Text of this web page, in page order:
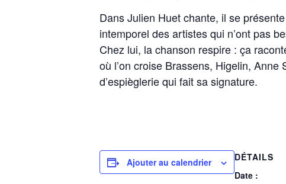
Dans Julien Huet chante, il se
intemporel des artistes qui n’ont pas
Chez lui, la chanson respire : ça
où l’on croise Brassens, Higelin,
d’espièglerie qui fait sa signature.
Ajouter au calendrier
DÉTAILS
Date :